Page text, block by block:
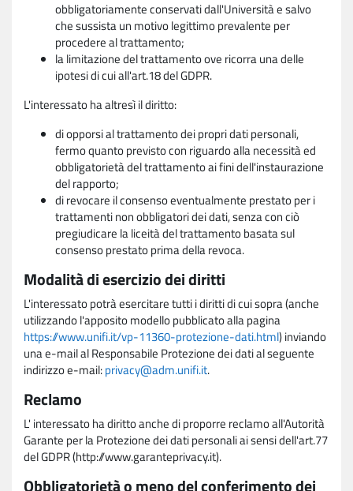
obbligatoriamente conservati dall'Università e salvo
che sussista un motivo legittimo prevalente per
procedere al trattamento;
la limitazione del trattamento ove ricorra una delle
ipotesi di cui all'art.18 del GDPR.
L'interessato ha altresì il diritto:
di opporsi al trattamento dei propri dati personali,
fermo quanto previsto con riguardo alla necessità ed
obbligatorietà del trattamento ai fini dell'instaurazione
del rapporto;
di revocare il consenso eventualmente prestato per i
trattamenti non obbligatori dei dati, senza con ciò
pregiudicare la liceità del trattamento basata sul
consenso prestato prima della revoca.
Modalità di esercizio dei diritti
L'interessato potrà esercitare tutti i diritti di cui sopra (anche
utilizzando l'apposito modello pubblicato alla pagina
https://www.unifi.it/vp-11360-protezione-dati.html) inviando
una e-mail al Responsabile Protezione dei dati al seguente
indirizzo e-mail:privacy@adm.unifi.it.
Reclamo
L' interessato ha diritto anche di proporre reclamo all'Autorità
Garante per la Protezione dei dati personali ai sensi dell'art.77
del GDPR (http://www.garanteprivacy.it).
Obbligatorietà o meno del conferimento dei